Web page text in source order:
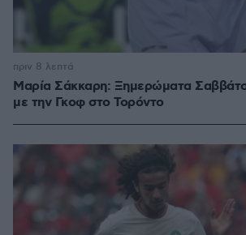
Μαρία Σάκκαρη: Ξημερώματα
με την Γκοφ στο Τορόντο
πριν 8 λεπτά